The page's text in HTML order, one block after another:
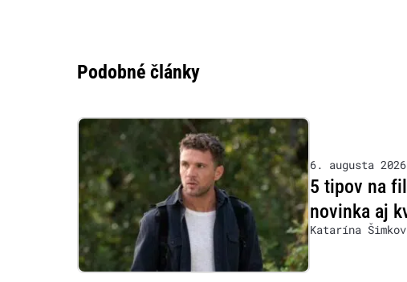
Podobné články
6. augusta 2026
5 tipov na
novinka aj
Katarína